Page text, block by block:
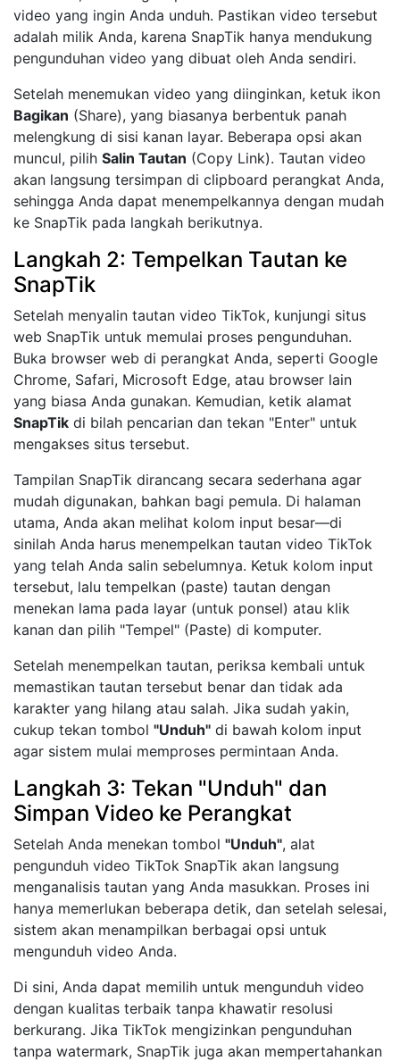
video yang ingin Anda unduh. Pastikan video tersebut
adalah milik Anda, karena SnapTik hanya mendukung
pengunduhan video yang dibuat oleh Anda sendiri.
Setelah menemukan video yang diinginkan, ketuk ikon
Bagikan (Share), yang biasanya berbentuk panah
melengkung di sisi kanan layar. Beberapa opsi akan
muncul, pilih Salin Tautan (Copy Link). Tautan video
akan langsung tersimpan di clipboard perangkat Anda,
sehingga Anda dapat menempelkannya dengan mudah
ke SnapTik pada langkah berikutnya.
Langkah 2: Tempelkan Tautan ke
SnapTik
Setelah menyalin tautan video TikTok, kunjungi situs
web SnapTik untuk memulai proses pengunduhan.
Buka browser web di perangkat Anda, seperti Google
Chrome, Safari, Microsoft Edge, atau browser lain
yang biasa Anda gunakan. Kemudian, ketik alamat
SnapTik di bilah pencarian dan tekan "Enter" untuk
mengakses situs tersebut.
Tampilan SnapTik dirancang secara sederhana agar
mudah digunakan, bahkan bagi pemula. Di halaman
utama, Anda akan melihat kolom input besar—di
sinilah Anda harus menempelkan tautan video TikTok
yang telah Anda salin sebelumnya. Ketuk kolom input
tersebut, lalu tempelkan (paste) tautan dengan
menekan lama pada layar (untuk ponsel) atau klik
kanan dan pilih "Tempel" (Paste) di komputer.
Setelah menempelkan tautan, periksa kembali untuk
memastikan tautan tersebut benar dan tidak ada
karakter yang hilang atau salah. Jika sudah yakin,
cukup tekan tombol "Unduh" di bawah kolom input
agar sistem mulai memproses permintaan Anda.
Langkah 3: Tekan "Unduh" dan
Simpan Video ke Perangkat
Setelah Anda menekan tombol "Unduh", alat
pengunduh video TikTok SnapTik akan langsung
menganalisis tautan yang Anda masukkan. Proses ini
hanya memerlukan beberapa detik, dan setelah selesai,
sistem akan menampilkan berbagai opsi untuk
mengunduh video Anda.
Di sini, Anda dapat memilih untuk mengunduh video
dengan kualitas terbaik tanpa khawatir resolusi
berkurang. Jika TikTok mengizinkan pengunduhan
tanpa watermark, SnapTik juga akan mempertahankan